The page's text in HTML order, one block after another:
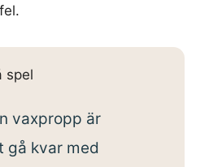
spel
vaxpropp är
gå kvar med